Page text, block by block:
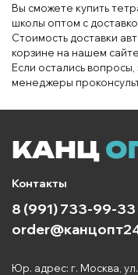
Вы сможете купить
школы оптом с
Стоимость доставки
корзине на нашем
Если остались вопросы,
менеджеры
Контакты
8 (991) 733-99-33
Юр. адрес: г. Москва,